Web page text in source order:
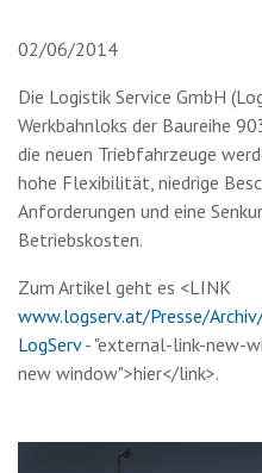
02/06/2014
Die Logistik Service GmbH
Werkbahnloks der Baureihe
die neuen Triebfahrzeuge
hohe Flexibilität, niedrige
Anforderungen und eine
Betriebskosten.
Zum Artikel geht es <LINK
www.logserv.at/Presse/
LogServ- "external-link-new-
new window">hier</link>.